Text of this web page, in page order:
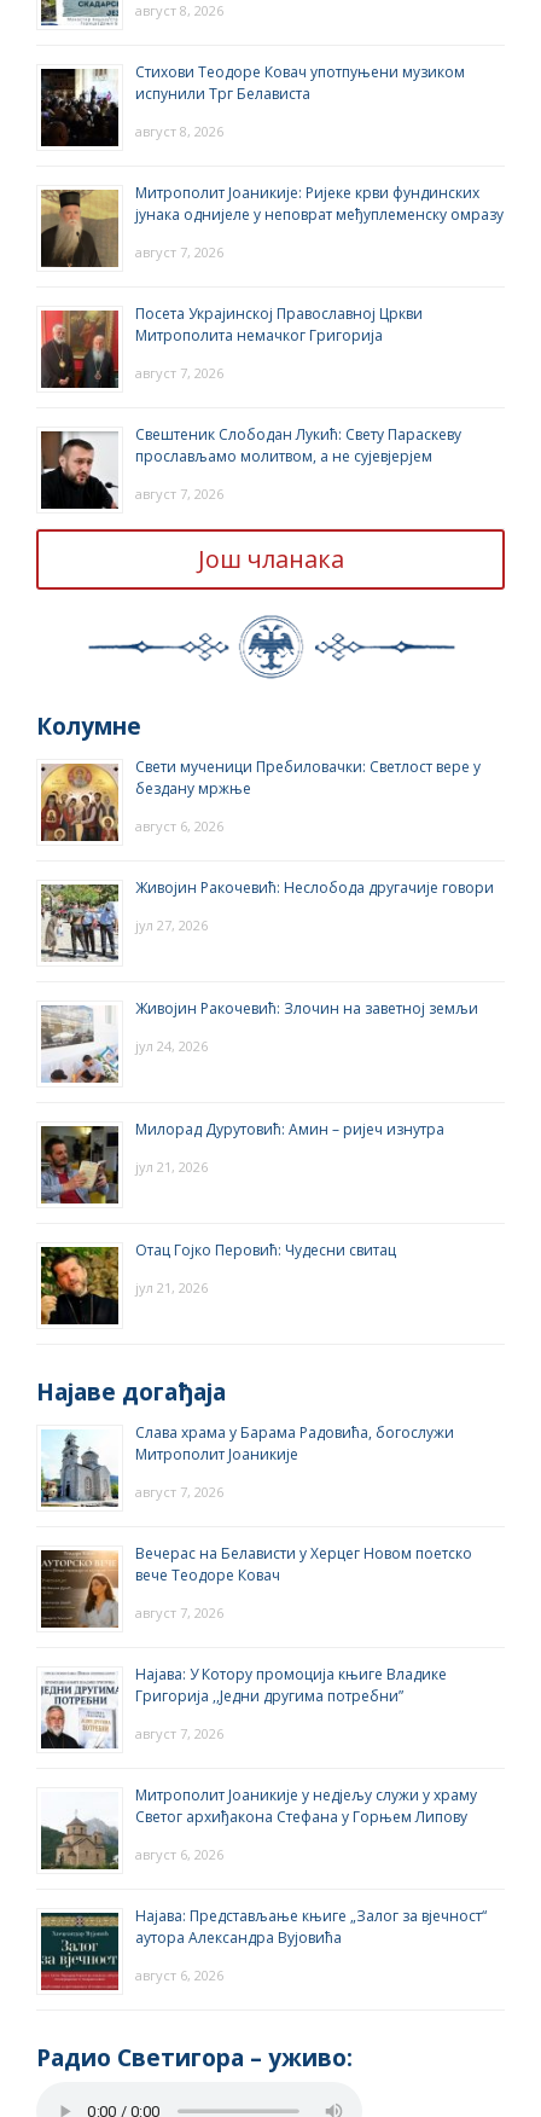
август 8, 2026
Стихови Теодоре Ковач употпуњени музиком
испунили Трг Белависта
август 8, 2026
Митрополит Јоаникије: Ријеке крви фундинских
јунака однијеле у неповрат међуплеменску омразу
август 7, 2026
Посета Украјинској Православној Цркви
Митрополита немачког Григорија
август 7, 2026
Свештеник Слободан Лукић: Свету Параскеву
прослављамо молитвом, а не сујевјерјем
август 7, 2026
Још чланака
Колумне
Свети мученици Пребиловачки: Светлост вере у
бездану мржње
август 6, 2026
Живојин Ракочевић: Неслобода другачије говори
јул 27, 2026
Живојин Ракочевић: Злочин на заветној земљи
јул 24, 2026
Милорад Дурутовић: Амин – ријеч изнутра
јул 21, 2026
Отац Гојко Перовић: Чудесни свитац
јул 21, 2026
Најаве догађаја
Слава храма у Барама Радовића, богослужи
Митрополит Јоаникије
август 7, 2026
Вечерас на Белависти у Херцег Новом поетско
вече Теодоре Ковач
август 7, 2026
Најава: У Котору промоција књиге Владике
Григорија ,,Једни другима потребни”
август 7, 2026
Митрополит Јоаникије у недјељу служи у храму
Светог архиђакона Стефана у Горњем Липову
август 6, 2026
Најава: Представљање књиге „Залог за вјечност“
аутора Александра Вујовића
август 6, 2026
Радио Светигора – yживо: